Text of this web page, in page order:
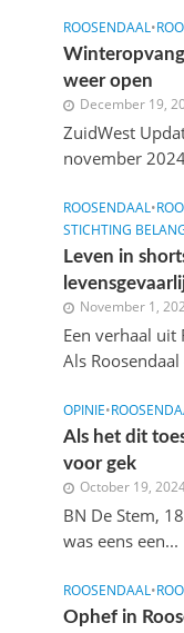
ROOSENDAAL•
weer open
December 19,
ZuidWest
november
ROOSENDAAL•
STICHTING
Leven in
November 1,
Een verhaal uit
Als
OPINIE•
Als het dit
voor gek
October 19,
BN De Stem,
was eens een...
ROOSENDAAL•
Ophef in